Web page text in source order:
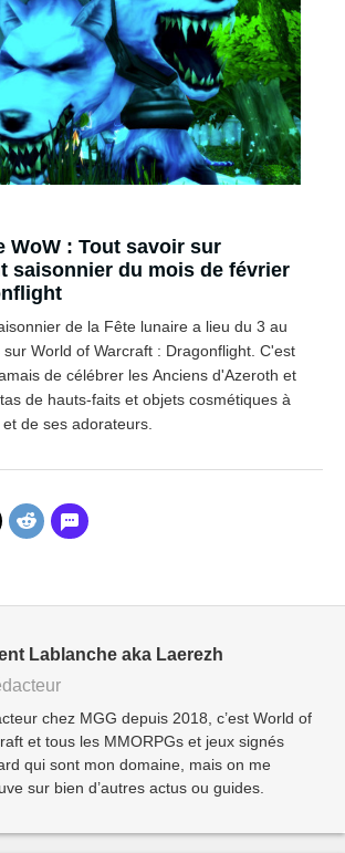
WoW : Tout savoir sur
saisonnier du mois de février
de la Fête lunaire a lieu du 3 au
World of Warcraft : Dragonflight. C'est
de célébrer les Anciens d'Azeroth et
de hauts-faits et objets cosmétiques à
de ses adorateurs.
Lablanche aka Laerezh
chez MGG depuis 2018, c’est World of
et tous les MMORPGs et jeux signés
qui sont mon domaine, mais on me
sur bien d’autres actus ou guides.